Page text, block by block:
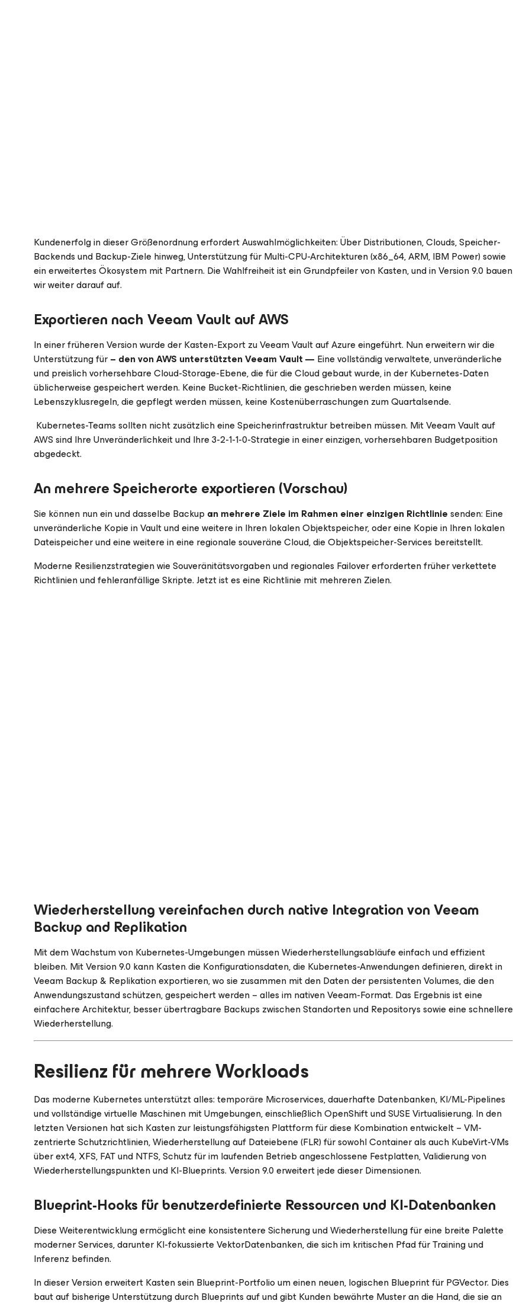
Kundenerfolg in dieser Größenordnung erfordert Auswahlmöglichkeiten: Über Distributionen, Clouds, Speicher-
Backends und Backup-Ziele hinweg, Unterstützung für Multi-CPU-Architekturen (x86_64, ARM, IBM Power) sowie
ein erweitertes Ökosystem mit Partnern. Die Wahlfreiheit ist ein Grundpfeiler von Kasten, und in Version 9.0 bauen
wir weiter darauf auf.
Exportieren nach Veeam Vault auf AWS
In einer früheren Version wurde der Kasten-Export zu Veeam Vault auf Azure eingeführt. Nun erweitern wir die
Unterstützung für– den von AWS unterstützten Veeam Vault — Eine vollständig verwaltete, unveränderliche
und preislich vorhersehbare Cloud-Storage-Ebene, die für die Cloud gebaut wurde, in der Kubernetes-Daten
üblicherweise gespeichert werden. Keine Bucket-Richtlinien, die geschrieben werden müssen, keine
Lebenszyklusregeln, die gepflegt werden müssen, keine Kostenüberraschungen zum Quartalsende.
Kubernetes-Teams sollten nicht zusätzlich eine Speicherinfrastruktur betreiben müssen. Mit Veeam Vault auf
AWS sind Ihre Unveränderlichkeit und Ihre 3-2-1-1-0-Strategie in einer einzigen, vorhersehbaren Budgetposition
abgedeckt.
An mehrere Speicherorte exportieren (Vorschau)
Sie können nun ein und dasselbe Backup an mehrere Ziele im Rahmen einer einzigen Richtliniesenden: Eine
unveränderliche Kopie in Vault und eine weitere in Ihren lokalen Objektspeicher, oder eine Kopie in Ihren lokalen
Dateispeicher und eine weitere in eine regionale souveräne Cloud, die Objektspeicher-Services bereitstellt.
Moderne Resilienzstrategien wie Souveränitätsvorgaben und regionales Failover erforderten früher verkettete
Richtlinien und fehleranfällige Skripte. Jetzt ist es eine Richtlinie mit mehreren Zielen.
Wiederherstellung vereinfachen durch native Integration von Veeam
Backup and Replikation
Mit dem Wachstum von Kubernetes-Umgebungen müssen Wiederherstellungsabläufe einfach und effizient
bleiben. Mit Version 9.0 kann Kasten die Konfigurationsdaten, die Kubernetes-Anwendungen definieren, direkt in
Veeam Backup & Replikation exportieren, wo sie zusammen mit den Daten der persistenten Volumes, die den
Anwendungszustand schützen, gespeichert werden – alles im nativen Veeam-Format. Das Ergebnis ist eine
einfachere Architektur, besser übertragbare Backups zwischen Standorten und Repositorys sowie eine schnellere
Wiederherstellung.
Resilienz für mehrere Workloads
Das moderne Kubernetes unterstützt alles: temporäre Microservices, dauerhafte Datenbanken, KI/ML-Pipelines
und vollständige virtuelle Maschinen mit Umgebungen, einschließlich OpenShift und SUSE Virtualisierung. In den
letzten Versionen hat sich Kasten zur leistungsfähigsten Plattform für diese Kombination entwickelt – VM-
zentrierte Schutzrichtlinien, Wiederherstellung auf Dateiebene (FLR) für sowohl Container als auch KubeVirt-VMs
über ext4, XFS, FAT und NTFS, Schutz für im laufenden Betrieb angeschlossene Festplatten, Validierung von
Wiederherstellungspunkten und KI-Blueprints. Version 9.0 erweitert jede dieser Dimensionen.
Blueprint-Hooks für benutzerdefinierte Ressourcen und KI-Datenbanken
Diese Weiterentwicklung ermöglicht eine konsistentere Sicherung und Wiederherstellung für eine breite Palette
moderner Services, darunter KI-fokussierte VektorDatenbanken, die sich im kritischen Pfad für Training und
Inferenz befinden.
In dieser Version erweitert Kasten sein Blueprint-Portfolio um einen neuen, logischen Blueprint für PGVector. Dies
baut auf bisherige Unterstützung durch Blueprints auf und gibt Kunden bewährte Muster an die Hand, die sie an